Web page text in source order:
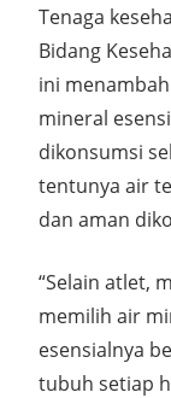
Tenaga
Bidang
ini
mineral
dikonsumsi
tentunya air
dan aman
“Selain atlet,
memilih air
esensialnya
tubuh setiap